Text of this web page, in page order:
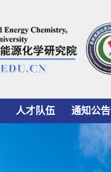
人才队伍 通知公告